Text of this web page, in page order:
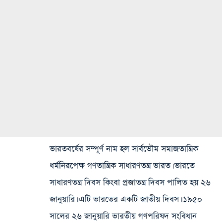
ভারতবর্ষের সম্পূর্ণ নাম হল সার্বভৌম সমাজতান্ত্রিক
ধর্মনিরপেক্ষ গণতান্ত্রিক সাধারণতন্ত্র ভারত। ভারতে
সাধারণতন্ত্র দিবস কিংবা প্রজাতন্ত্র দিবস পালিত হয় ২৬
জানুয়ারি। এটি ভারতের একটি জাতীয় দিবস। ১৯৫০
সালের ২৬ জানুয়ারি ভারতীয় গণপরিষদ সংবিধান